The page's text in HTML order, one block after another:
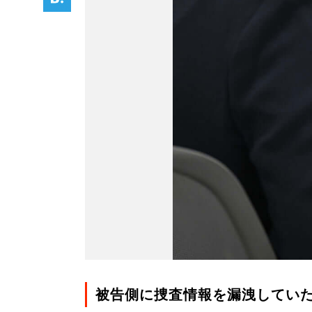
被告側に捜査情報を漏洩してい